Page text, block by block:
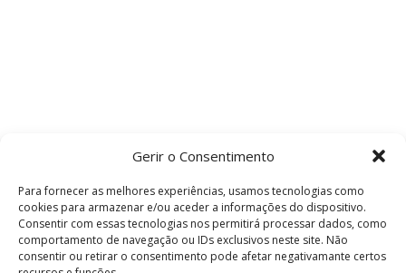
Gerir o Consentimento
Para fornecer as melhores experiências, usamos tecnologias como
cookies para armazenar e/ou aceder a informações do dispositivo.
Consentir com essas tecnologias nos permitirá processar dados, como
comportamento de navegação ou IDs exclusivos neste site. Não
consentir ou retirar o consentimento pode afetar negativamante certos